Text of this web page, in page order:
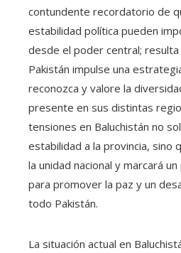
contundente recordatorio de
estabilidad política pueden
desde el poder central;
Pakistán impulse una
reconozca y valore la
presente en sus distintas
tensiones en Baluchistán no
estabilidad a la provincia, sino
la unidad nacional y marcará
para promover la paz y un
todo Pakistán.
La situación actual en